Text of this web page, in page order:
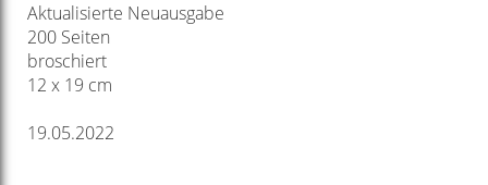
Aktualisierte Neuausgabe
200 Seiten
broschiert
12 x 19 cm
19.05.2022